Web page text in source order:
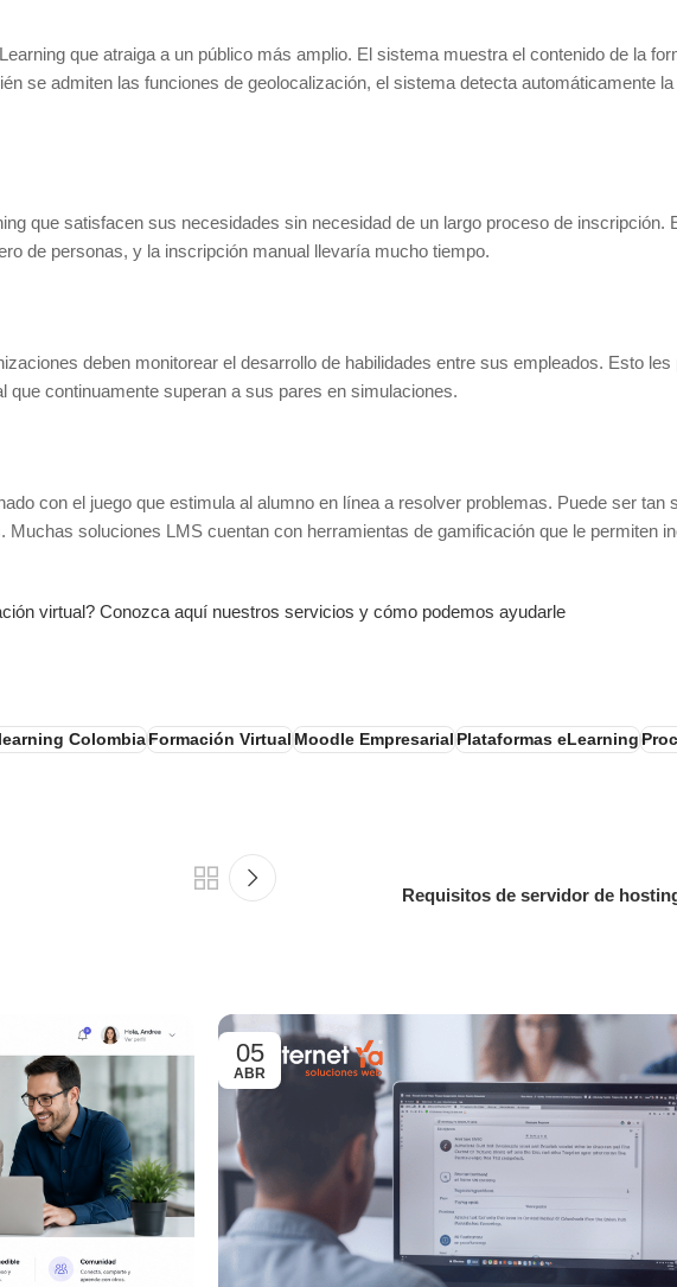
que atraiga a un público más amplio. El sistema muestra el contenido de la
se admiten las funciones de geolocalización, el sistema detecta automáticamente
que satisfacen sus necesidades sin necesidad de un largo proceso de inscripción.
de personas, y la inscripción manual llevaría mucho tiempo.
deben monitorear el desarrollo de habilidades entre sus empleados. Esto
continuamente superan a sus pares en simulaciones.
con el juego que estimula al alumno en línea a resolver problemas. Puede ser tan
soluciones LMS cuentan con herramientas de gamificación que le permiten
virtual? Conozca aquí nuestros servicios y cómo podemos ayudarle
ColombiaFormación Virtual Moodle Empresarial Plataformas eLearning
Requisitos de servidor de
05
ABR